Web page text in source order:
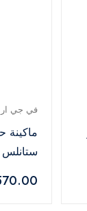
في جي ار
ماكينة
ستانلس
جي ار V-071
570.00